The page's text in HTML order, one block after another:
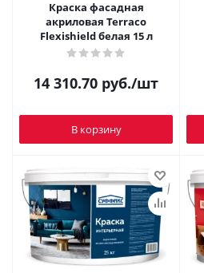
Краска фасадная
акриловая Terraco
Flexishield белая 15 л
14 310.70 руб./шт
В корзину